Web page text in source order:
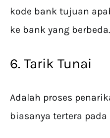
kode bank tujuan
ke bank yang berbeda.
6. Tarik Tunai
Adalah proses
biasanya tertera